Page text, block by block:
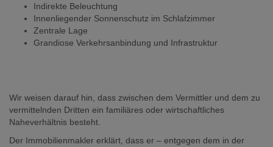
Indirekte Beleuchtung
Innenliegender Sonnenschutz im Schlafzimmer
Zentrale Lage
Grandiose Verkehrsanbindung und Infrastruktur
Wir weisen darauf hin, dass zwischen dem Vermittler und dem zu
vermittelnden Dritten ein familiäres oder wirtschaftliches
Naheverhältnis besteht.
Der Immobilienmakler erklärt, dass er – entgegen dem in der